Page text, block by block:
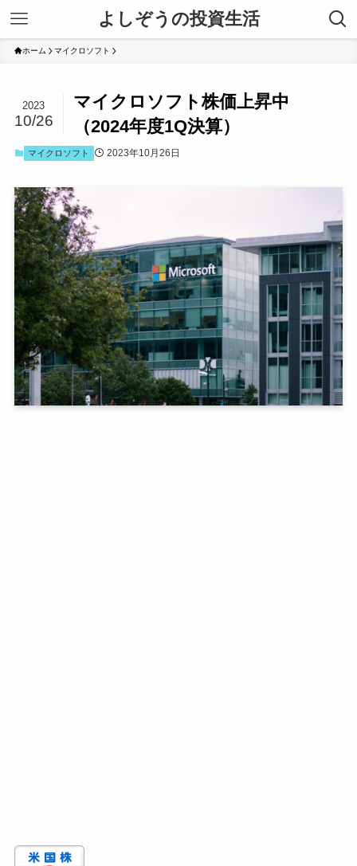
よしぞうの投資生活
ホーム マイクロソフト
マイクロソフト株価上昇中
（2024年度1Q決算）
2023
10/26
マイクロソフト 2023年10月26日